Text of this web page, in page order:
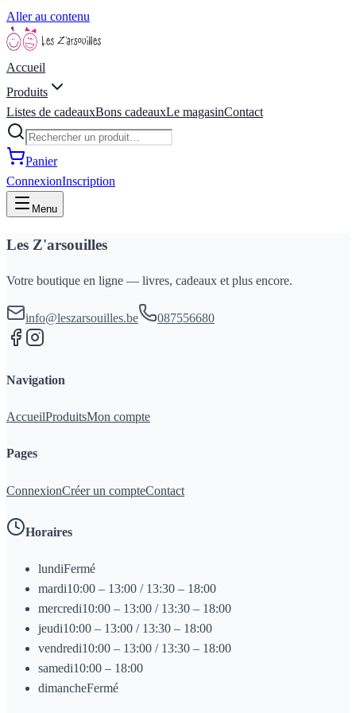
Aller au contenu
Accueil
Produits
Listes de cadeauxBons cadeauxLe magasinContact
Panier
ConnexionInscription
Menu
Les Z'arsouilles
Votre boutique en ligne — livres, cadeaux et plus encore.
info@leszarsouilles.be 087556680
Navigation
AccueilProduitsMon compte
Pages
ConnexionCréer un compteContact
Horaires
lundiFermé
mardi10:00 – 13:00 / 13:30 – 18:00
mercredi10:00 – 13:00 / 13:30 – 18:00
jeudi10:00 – 13:00 / 13:30 – 18:00
vendredi10:00 – 13:00 / 13:30 – 18:00
samedi10:00 – 18:00
dimancheFermé